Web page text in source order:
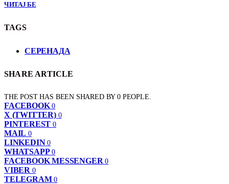
ЧИТАЈ БЕ
TAGS
СЕРЕНАДА
SHARE ARTICLE
THE POST HAS BEEN SHARED BY0 PEOPLE.
FACEBOOK 0
X (TWITTER) 0
PINTEREST 0
MAIL 0
LINKEDIN 0
WHATSAPP 0
FACEBOOK MESSENGER 0
VIBER 0
TELEGRAM 0